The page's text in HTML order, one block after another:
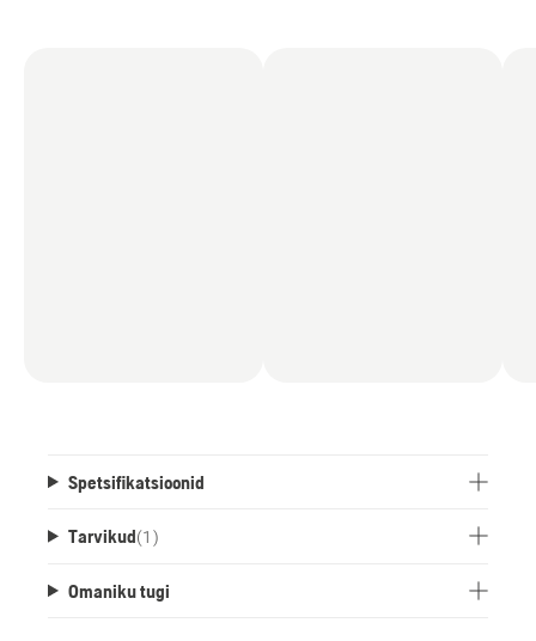
Spetsifikatsioonid
Tarvikud(1 )
Omaniku tugi